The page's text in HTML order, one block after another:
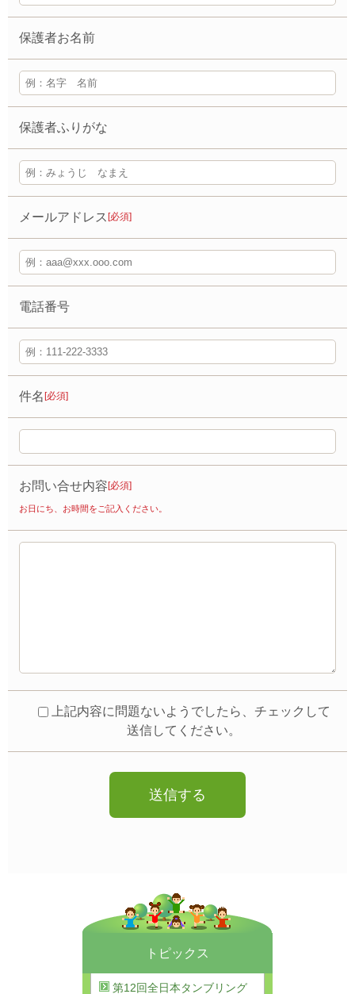
保護者お名前
保護者ふりがな
メールアドレス [必須]
電話番号
件名 [必須]
お問い合せ内容 [必須]
お日にち、お時間をご記入ください。
上記内容に問題ないようでしたら、チェックして
送信してください。
トピックス
第12回全日本タンブリング